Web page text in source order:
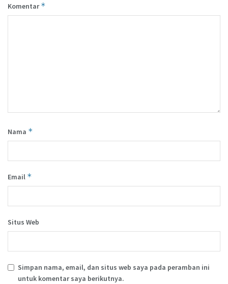
Komentar*
Nama *
Email *
Situs Web
Simpan nama, email, dan situs web saya pada peramban ini
untuk komentar saya berikutnya.